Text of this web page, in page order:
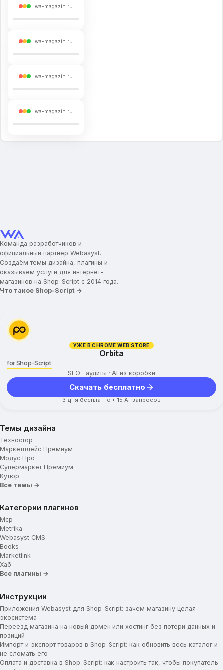
Главная страница
Вариант отображения
Информация о магазине
Товар дня
Текст для промо-блока
Ссылка для промо-блока
Категории товаров
Картинки для категорий
Вид постраничной навигации
Дополнительные параметры
Мини-карточка товара
Карточка товара
Укажите ключ Google Captcha
Блок доставки
Подвал сайта
Навигационные ссылки меню
Социальные сети
Использование Cookie
wa-magazin.ru
wa-magazin.ru
wa-magazin.ru
wa-magazin.ru
Команда разработчиков и
официальный партнёр Webasyst.
Создаём темы дизайна, плагины и
оказываем услуги для интернет-
магазинов на Shop-Script с 2014 года.
Что такое Shop-Script →
УЖЕ В CHROME WEB STORE
Orbita
for Shop-Script
SEO · аудиты · AI из коробки
Скачать бесплатно
3 дня бесплатно + 15 AI-запросов
Темы дизайна
Техностор
Маркетплейс Премиум
Модус Про
Супермаркет Премиум
Кутюр
Все темы →
Категории плагинов
Mcp
Metrika
Webasyst CMS
Books
Marketlink
Хаб
Все плагины →
Инструкции
Приложения Webasyst для Shop-Script: зачем магазину целая
экосистема
Переезд магазина на новый домен или хостинг без потери данных и
позиций
Импорт и экспорт товаров в Shop-Script: как обновить весь каталог и
не сломать его
Оплата и доставка в Shop-Script: как настроить так, чтобы покупатель